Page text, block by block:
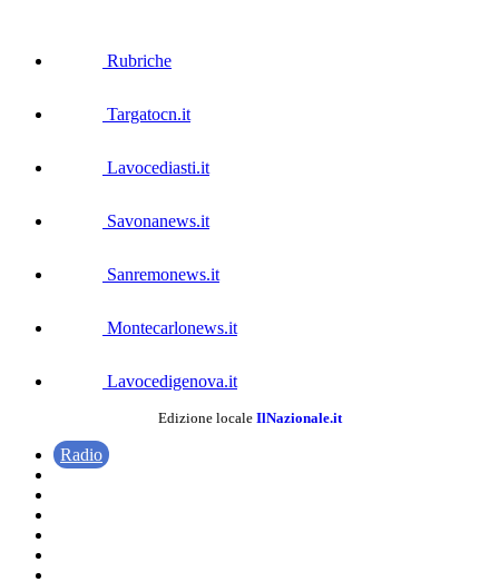
Rubriche
Targatocn.it
Lavocediasti.it
Savonanews.it
Sanremonews.it
Montecarlonews.it
Lavocedigenova.it
Edizione locale IlNazionale.it
Radio